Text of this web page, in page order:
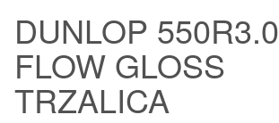
DUNLOP 550R3.0
FLOW GLOSS
TRZALICA